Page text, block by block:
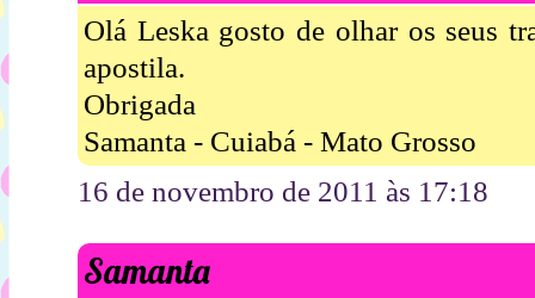
Olá Leska gosto de olhar os seus
apostila.
Obrigada
Samanta - Cuiabá - Mato Grosso
16 de novembro de 2011 às 17:18
Samanta